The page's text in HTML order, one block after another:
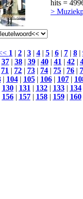
hits =
>
1| 2| 3| 4| 5| 6| 7| 8|
37| 38| 39| 40| 41| 42|
71 | 72 | 73 | 74 | 75 | 76 |
| 104| 105| 106| 107|
130| 131| 132| 133| 134
156| 157| 158| 159| 160